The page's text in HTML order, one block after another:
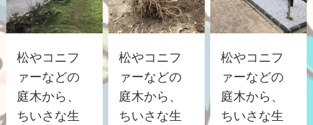
松やコニフ
ァーなどの
庭木から、
ちいさな生
松やコニフ
ァーなどの
庭木から、
ちいさな生
松やコニフ
ァーなどの
庭木から、
ちいさな生